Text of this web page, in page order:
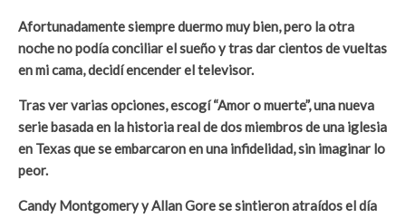
Afortunadamente siempre duermo muy bien, pero la otra
noche no podía conciliar el sueño y tras dar cientos de vueltas
en mi cama, decidí encender el televisor.
Tras ver varias opciones, escogí “Amor o muerte”, una nueva
serie basada en la historia real de dos miembros de una iglesia
en Texas que se embarcaron en una infidelidad, sin imaginar lo
peor.
Candy Montgomery y Allan Gore se sintieron atraídos el día